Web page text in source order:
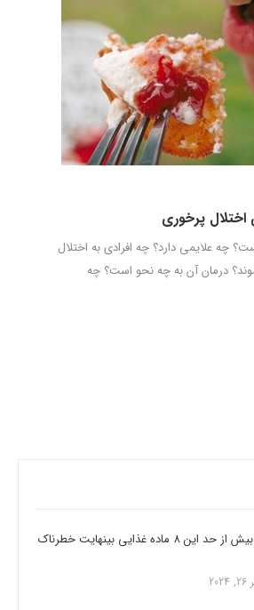
پرخوری
چه علایمی دارد؟ چه افرادی به اختلال
درمان آن به چه نحو است؟ چه
مصرف بیش از حد این 8 ماده غذایی بینهایت خطرناک